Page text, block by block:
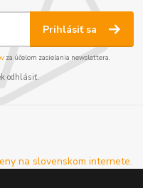
Prihlásiť sa
za účelom zasielania newslettera.
odhlásiť.